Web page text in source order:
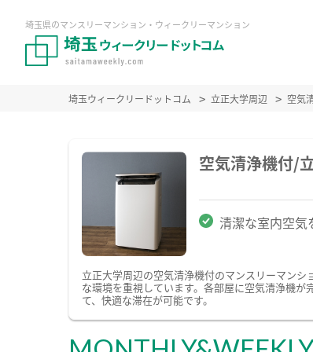
埼玉県のマンスリーマンション・ウィークリーマンション
埼玉ウィークリードットコム 立正大学周辺 空気
空気清浄機付/
清潔な室内空気
立正大学周辺の空気清浄機付のマンスリーマン
な環境を重視しています。各部屋に空気清浄機
て、快適な滞在が可能です。